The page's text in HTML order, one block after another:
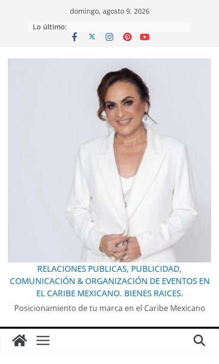
domingo, agosto 9, 2026
Lo último:
RELACIONES PUBLICAS, PUBLICIDAD,
COMUNICACIÓN & ORGANIZACIÓN DE EVENTOS EN
EL CARIBE MEXICANO. BIENES RAICES.
Posicionamiento de tu marca en el Caribe Mexicano